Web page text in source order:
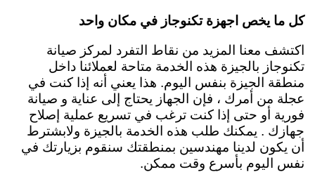
كل ما يخص اجهزة تكنوجاز في مكان واحد
اكتشف معنا المزيد من نقاط التفرد لمركز صيانة
تكنوجاز بالجيزة هذه الخدمة متاحة لعملائنا داخل
منطقة الجيزة بنفس اليوم. هذا يعني أنه إذا كنت في
عجلة من أمرك ، فإن الجهاز يحتاج إلى عناية و صيانة
فورية أو حتى إذا كنت ترغب في تسريع عملية إصلاح
جهازك . يمكنك طلب هذه الخدمة بالجيزة ولابشترط
أن يكون لدينا مهندسين بمنطقتك سنقوم بزيارتك في
نفس اليوم بأسرع وقت ممكن.